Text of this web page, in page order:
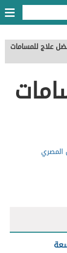
علاج للمسامات
المصري